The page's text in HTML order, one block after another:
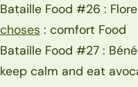
Bataille Food #26 :
choses : comfort Food
Bataille Food #27 :
keep calm and eat